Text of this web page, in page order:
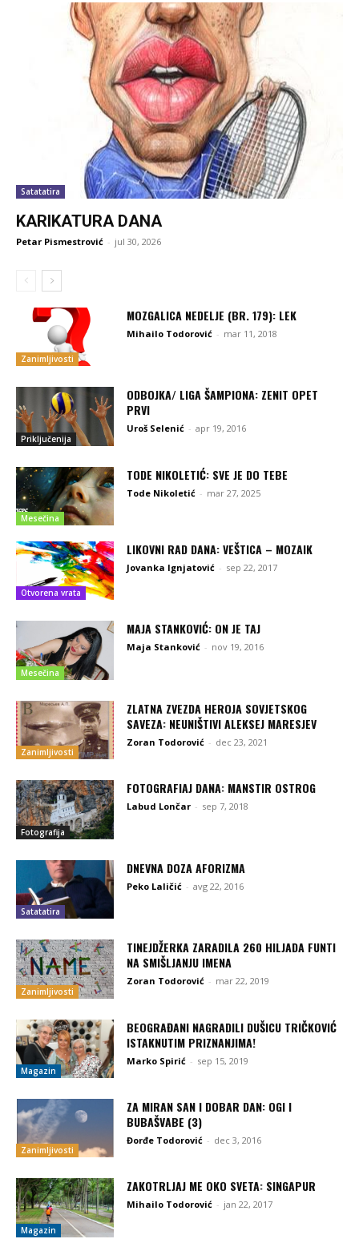
Satatatira
KARIKATURA DANA
Petar Pismestrović - jul 30, 2026
Zanimljivosti
MOZGALICA NEDELJE (BR. 179): LEK
Mihailo Todorović - mar 11, 2018
Priključenija
ODBOJKA/ LIGA ŠAMPIONA: ZENIT OPET
PRVI
Uroš Selenić - apr 19, 2016
Mesečina
TODE NIKOLETIĆ: SVE JE DO TEBE
Tode Nikoletić - mar 27, 2025
Otvorena vrata
LIKOVNI RAD DANA: VEŠTICA – MOZAIK
Jovanka Ignjatović - sep 22, 2017
Mesečina
MAJA STANKOVIĆ: ON JE TAJ
Maja Stanković - nov 19, 2016
Zanimljivosti
ZLATNA ZVEZDA HEROJA SOVJETSKOG
SAVEZA: NEUNIŠTIVI ALEKSEJ MARESJEV
Zoran Todorović - dec 23, 2021
Fotografija
FOTOGRAFIAJ DANA: MANSTIR OSTROG
Labud Lončar - sep 7, 2018
Satatatira
DNEVNA DOZA AFORIZMA
Peko Laličić - avg 22, 2016
Zanimljivosti
TINEJDŽERKA ZARADILA 260 HILJADA FUNTI
NA SMIŠLJANJU IMENA
Zoran Todorović - mar 22, 2019
Magazin
BEOGRAĐANI NAGRADILI DUŠICU TRIČKOVIĆ
ISTAKNUTIM PRIZNANJIMA!
Marko Spirić - sep 15, 2019
Zanimljivosti
ZA MIRAN SAN I DOBAR DAN: OGI I
BUBAŠVABE (3)
Đorđe Todorović - dec 3, 2016
Magazin
ZAKOTRLJAJ ME OKO SVETA: SINGAPUR
Mihailo Todorović - jan 22, 2017